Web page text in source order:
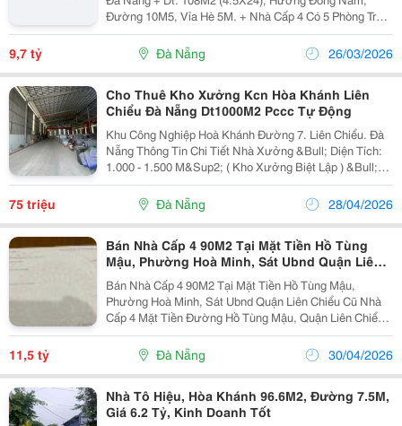
Đường 10M5, Vỉa Hè 5M. + Nhà Cấp 4 Có 5 Phòng Trọ
Cho Thuê 20Tr/Tháng. + Trục Đường Thông Biển Cách
Biển 700M. Vị Trí Kinh Doanh Buôn Bán Sầm Uất,...
9,7 tỷ Đà Nẵng 26/03/2026
Cho Thuê Kho Xưởng Kcn Hòa Khánh Liên
Chiểu Đà Nẵng Dt1000M2 Pccc Tự Động
Khu Công Nghiệp Hoà Khánh Đường 7. Liên Chiểu. Đà
Nẵng Thông Tin Chi Tiết Nhà Xưởng &Bull; Diện Tích:
1.000 - 1.500 M&Sup2; ( Kho Xưởng Biệt Lập ) &Bull;
Kết Cấu: Nhà Xưởng Cấp 4, Cao 8M, Không Gian
Thoáng, 3 Cổng Ra Vào, Phòng Cháy Chữa Cháy...
75 triệu Đà Nẵng 28/04/2026
Bán Nhà Cấp 4 90M2 Tại Mặt Tiền Hồ Tùng
Mậu, Phường Hoà Minh, Sát Ubnd Quận Liên
Chiểu Cũ
Bán Nhà Cấp 4 90M2 Tại Mặt Tiền Hồ Tùng Mậu,
Phường Hoà Minh, Sát Ubnd Quận Liên Chiểu Cũ Nhà
Cấp 4 Mặt Tiền Đường Hồ Tùng Mậu, Quận Liên Chiểu
Cũ + Lòng Đường 10,5M, Lề Đường Mỗi Bên 5M + Đối
Lưng Ubnd Quận Liên Chiểu Cũ, Trục Thông Biển
Nguyễn...
11,5 tỷ Đà Nẵng 30/04/2026
Nhà Tô Hiệu, Hòa Khánh 96.6M2, Đường 7.5M,
Giá 6.2 Tỷ, Kinh Doanh Tốt